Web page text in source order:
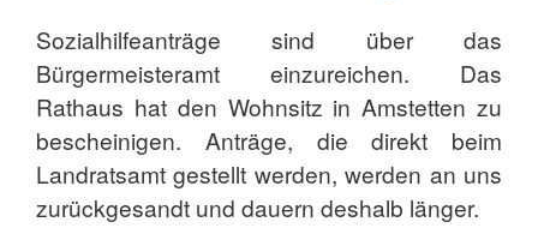
Sozialhilfeanträge sind über das
Bürgermeisteramt einzureichen. Das
Rathaus hat den Wohnsitz in Amstetten zu
bescheinigen. Anträge, die direkt beim
Landratsamt gestellt werden, werden an uns
zurückgesandt und dauern deshalb länger.